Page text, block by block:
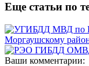
Еще статьи по
Моргаушскому
Ваши комментарии: